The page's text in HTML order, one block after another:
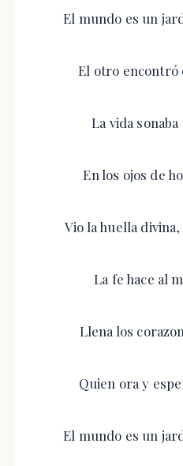
El mundo es un
El otro encontró
La vida
En los ojos de
Vio la huella
La fe hace al
Llena los
Quien ora y
El mundo es un